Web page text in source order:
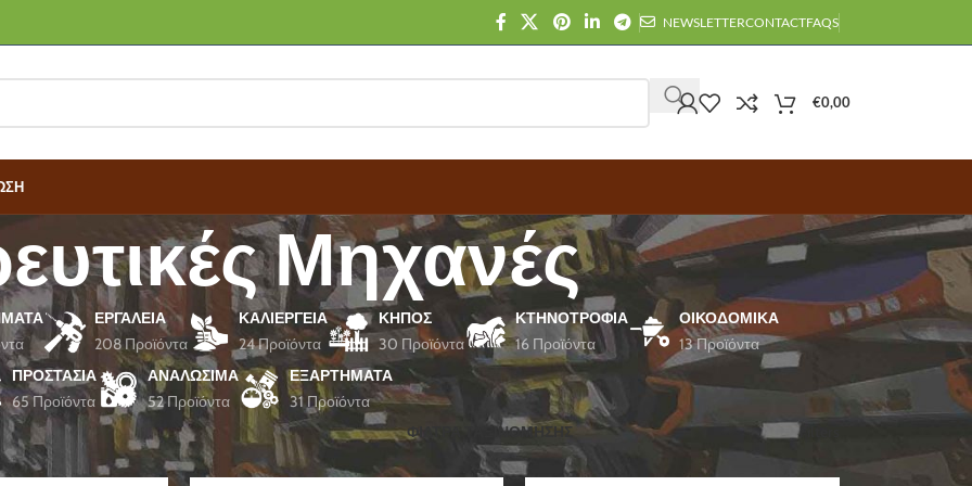
NEWSLETTERCONTACTFAQS
€0,00
Μηχανές
ΕΡΓΑΛΕΊΑ
208 Προϊόντα
ΚΑΛΙΈΡΓΕΙΑ
24 Προϊόντα
ΚΉΠΟΣ
30 Προϊόντα
ΚΤΗΝΟΤΡΟΦΊΑ
16 Προϊόντα
ΟΙΚΟΔΟΜΙΚΆ
13 Προϊόντα
ΠΡΟΣΤΑΣΊΑ
65 Προϊόντα
ΑΝΑΛΏΣΙΜΑ
52 Προϊόντα
ΕΞΑΡΤΉΜΑΤΑ
31 Προϊόντα
Κουρευτικές Μηχανές ΦΙΛΤΡΑ ΤΑΞΙΝΟΜΗΣΗΣΕμφάνιση 12 24 Filters